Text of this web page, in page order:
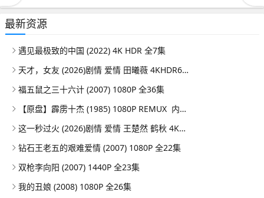
最新资源
遇见最极致的中国 (2022) 4K HDR 全7集
天才，女友 (2026)剧情 爱情 田曦薇 4KHDR60FPS 更新08集
福五鼠之三十六计 (2007) 1080P 全36集
【原盘】霹雳十杰 (1985) 1080P REMUX 内嵌/外挂简中字幕
这一秒过火 (2026)剧情 爱情 王楚然 鹤秋 4KHDR60FPS 更新26集
钻石王老五的艰难爱情 (2007) 1080P 全22集
双枪李向阳 (2007) 1440P 全23集
我的丑娘 (2008) 1080P 全26集